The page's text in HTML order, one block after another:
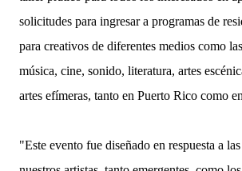
solicitudes para ingresar a programas de
para creativos de diferentes medios como
música, cine, sonido, literatura, artes
artes efímeras, tanto en Puerto Rico como
"Este evento fue diseñado en respuesta a